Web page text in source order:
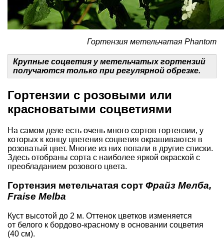
Гортензия метельчатая Phantom
Крупные соцветия у метельчатых гортензий
получаются только при регулярной обрезке.
Гортензии с розовыми или
красноватыми соцветиями
На самом деле есть очень много сортов гортензии, у
которых к концу цветения соцветия окрашиваются в
розоватый цвет. Многие из них попали в другие списки.
Здесь отобраны сорта с наиболее яркой окраской с
преобладанием розового цвета.
Гортензия метельчатая сорт Фрайз Мелба,
Fraise Melba
Куст высотой до 2 м. Оттенок цветков изменяется
от белого к бордово-красному в основании соцветия
(40 см).